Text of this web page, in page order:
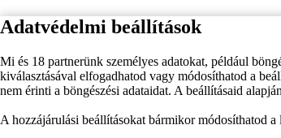
Adatvédelmi beállítások
Mi és 18 partnerünk személyes adatokat, például
kiválasztásával elfogadhatod vagy módosíthatod a
nem érinti a böngészési adataidat. A beállításaid
A hozzájárulási beállításokat bármikor módosíthatod